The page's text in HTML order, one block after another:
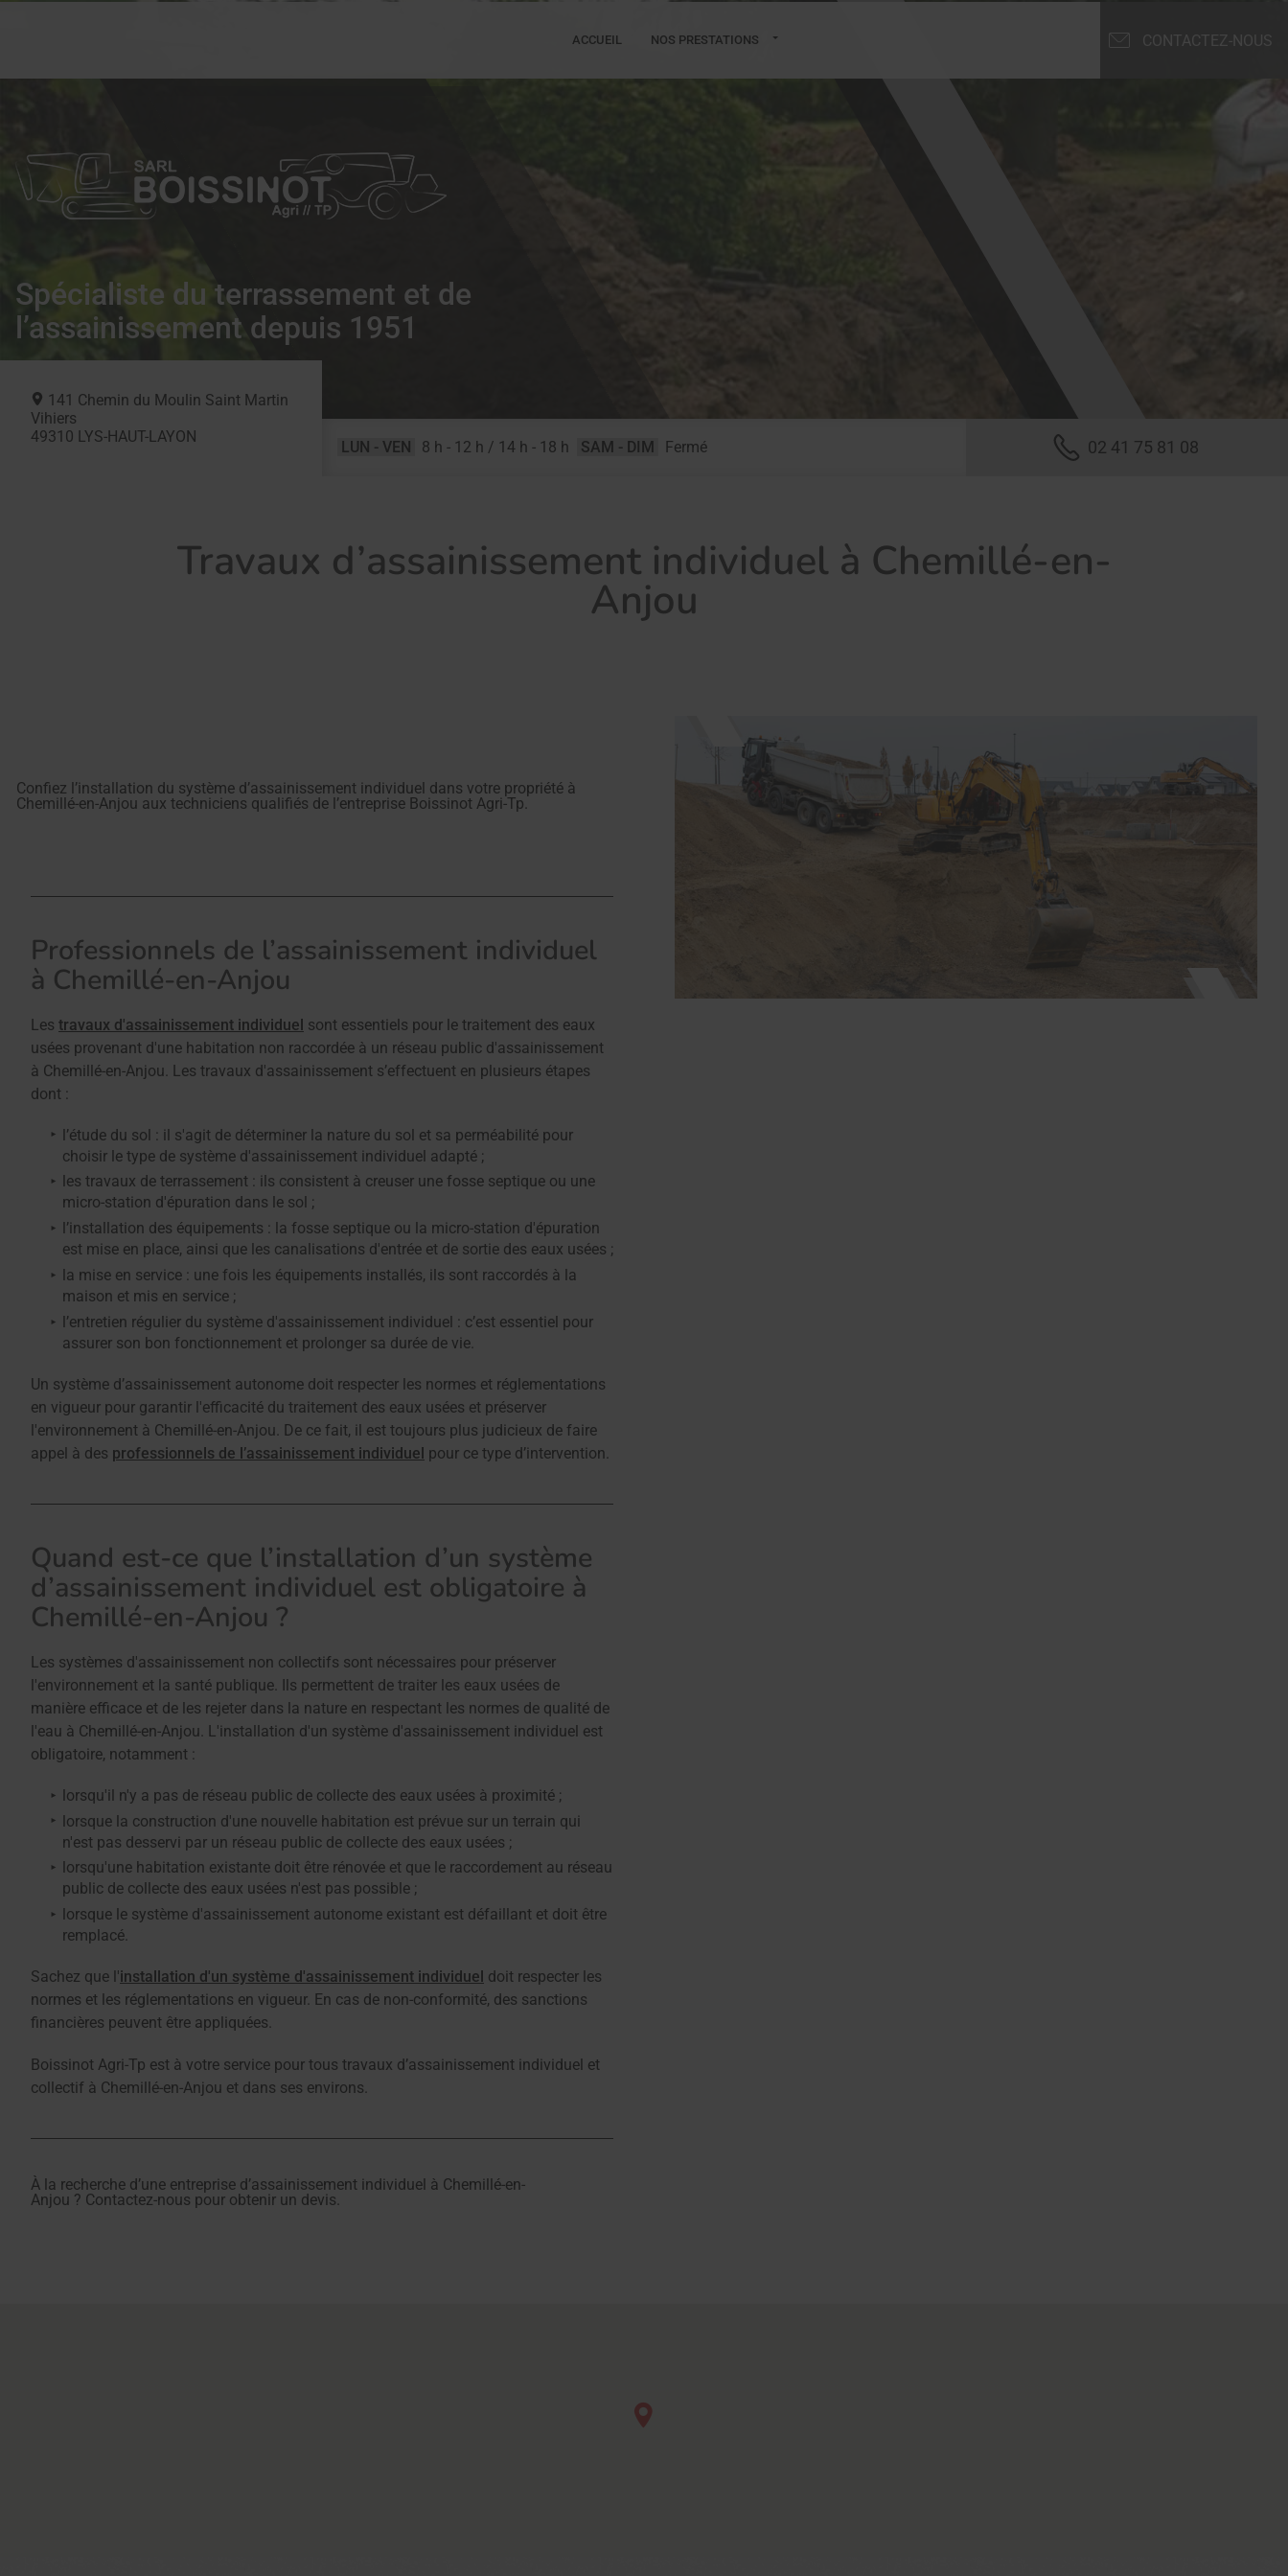
Spécialiste du terrassement et de
l’assainissement depuis 1951
02 41 75 81 08
141 Chemin du Moulin Saint Martin
Vihiers
49310 LYS-HAUT-LAYON
LUN - VEN 8 h - 12 h / 14 h - 18 h SAM - DIM Fermé
ACCUEIL NOS PRESTATIONS CONTACTEZ-NOUS
Travaux d’assainissement individuel à Chemillé-en-
Anjou
Confiez l’installation du système d’assainissement individuel dans votre propriété à
Chemillé-en-Anjou aux techniciens qualifiés de l’entreprise Boissinot Agri-Tp.
Professionnels de l’assainissement individuel
à Chemillé-en-Anjou
Les travaux d'assainissement individuel sont essentiels pour le traitement des eaux
usées provenant d'une habitation non raccordée à un réseau public d'assainissement
à Chemillé-en-Anjou. Les travaux d'assainissement s’effectuent en plusieurs étapes
dont :
l’étude du sol : il s'agit de déterminer la nature du sol et sa perméabilité pour
choisir le type de système d'assainissement individuel adapté ;
les travaux de terrassement : ils consistent à creuser une fosse septique ou une
micro-station d'épuration dans le sol ;
l’installation des équipements : la fosse septique ou la micro-station d'épuration
est mise en place, ainsi que les canalisations d'entrée et de sortie des eaux usées ;
la mise en service : une fois les équipements installés, ils sont raccordés à la
maison et mis en service ;
l’entretien régulier du système d'assainissement individuel : c’est essentiel pour
assurer son bon fonctionnement et prolonger sa durée de vie.
Un système d’assainissement autonome doit respecter les normes et réglementations
en vigueur pour garantir l'efficacité du traitement des eaux usées et préserver
l'environnement à Chemillé-en-Anjou. De ce fait, il est toujours plus judicieux de faire
appel à des professionnels de l’assainissement individuel pour ce type d’intervention.
Quand est-ce que l’installation d’un système
d’assainissement individuel est obligatoire à
Chemillé-en-Anjou ?
Les systèmes d'assainissement non collectifs sont nécessaires pour préserver
l'environnement et la santé publique. Ils permettent de traiter les eaux usées de
manière efficace et de les rejeter dans la nature en respectant les normes de qualité de
l'eau à Chemillé-en-Anjou. L'installation d'un système d'assainissement individuel est
obligatoire, notamment :
lorsqu'il n'y a pas de réseau public de collecte des eaux usées à proximité ;
lorsque la construction d'une nouvelle habitation est prévue sur un terrain qui
n'est pas desservi par un réseau public de collecte des eaux usées ;
lorsqu'une habitation existante doit être rénovée et que le raccordement au réseau
public de collecte des eaux usées n'est pas possible ;
lorsque le système d'assainissement autonome existant est défaillant et doit être
remplacé.
Sachez que l'installation d'un système d'assainissement individuel doit respecter les
normes et les réglementations en vigueur. En cas de non-conformité, des sanctions
financières peuvent être appliquées.
Boissinot Agri-Tp est à votre service pour tous travaux d’assainissement individuel et
collectif à Chemillé-en-Anjou et dans ses environs.
À la recherche d’une entreprise d’assainissement individuel à Chemillé-en-
Anjou ? Contactez-nous pour obtenir un devis.